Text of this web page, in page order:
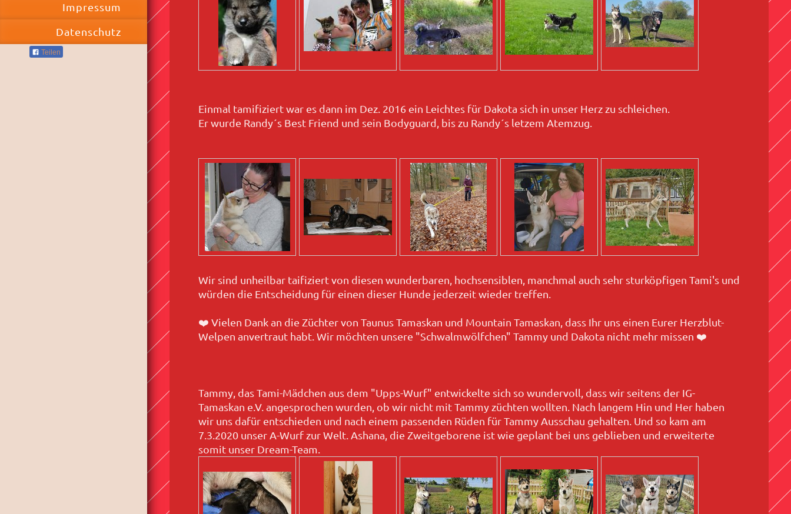
Impressum
Datenschutz
Teilen
Einmal tamifiziert war es dann im Dez. 2016 ein Leichtes für Dakota sich in unser Herz zu schleichen.
Er wurde Randy´s Best Friend und sein Bodyguard, bis zu Randy´s letzem Atemzug.
Wir sind unheilbar taifiziert von diesen wunderbaren, hochsensiblen, manchmal auch sehr sturköpfigen Tami's und
würden die Entscheidung für einen dieser Hunde jederzeit wieder treffen.
❤️ Vielen Dank an die Züchter von Taunus Tamaskan und Mountain Tamaskan, dass Ihr uns einen Eurer Herzblut-
Welpen anvertraut habt. Wir möchten unsere "Schwalmwölfchen" Tammy und Dakota nicht mehr missen ❤️
Tammy, das Tami-Mädchen aus dem "Upps-Wurf" entwickelte sich so wundervoll, dass wir seitens der IG-
Tamaskan e.V. angesprochen wurden, ob wir nicht mit Tammy züchten wollten. Nach langem Hin und Her haben
wir uns dafür entschieden und nach einem passenden Rüden für Tammy Ausschau gehalten. Und so kam am
7.3.2020 unser A-Wurf zur Welt. Ashana, die Zweitgeborene ist wie geplant bei uns geblieben und erweiterte
somit unser Dream-Team.